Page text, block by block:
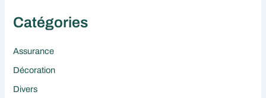
Catégories
Assurance
Décoration
Divers